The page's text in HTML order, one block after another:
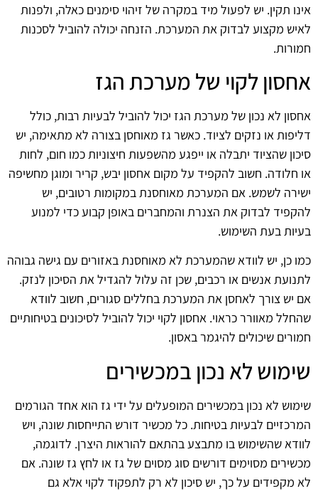
אינו תקין. יש לפעול מיד במקרה של זיהוי סימנים כאלה, ולפנות
לאיש מקצוע לבדוק את המערכת. הזנחה יכולה להוביל לסכנות
חמורות.
אחסון לקוי של מערכת הגז
אחסון לא נכון של מערכת הגז יכול להוביל לבעיות רבות, כולל
דליפות או נזקים לציוד. כאשר גז מאוחסן בצורה לא מתאימה, יש
סיכון שהציוד יתבלה או ייפגע מהשפעות חיצוניות כמו חום, לחות
או חלודה. חשוב להקפיד על מקום אחסון יבש, קריר ומוגן מחשיפה
ישירה לשמש. אם המערכת מאוחסנת במקומות רטובים, יש
להקפיד לבדוק את הצנרת והמחברים באופן קבוע כדי למנוע
בעיות בעת השימוש.
כמו כן, יש לוודא שהמערכת לא מאוחסנת באזורים עם גישה גבוהה
לתנועת אנשים או רכבים, שכן זה עלול להגדיל את הסיכון לנזק.
אם יש צורך לאחסן את המערכת בחללים סגורים, חשוב לוודא
שהחלל מאוורר כראוי. אחסון לקוי יכול להוביל לסיכונים בטיחותיים
חמורים שיכולים להיגמר באסון.
שימוש לא נכון במכשירים
שימוש לא נכון במכשירים המופעלים על ידי גז הוא אחד הגורמים
המרכזיים לבעיות בטיחות. כל מכשיר דורש התייחסות שונה, ויש
לוודא שהשימוש בו מתבצע בהתאם להוראות היצרן. לדוגמה,
מכשירים מסוימים דורשים סוג מסוים של גז או לחץ גז שונה. אם
לא מקפידים על כך, יש סיכון לא רק לתפקוד לקוי אלא גם